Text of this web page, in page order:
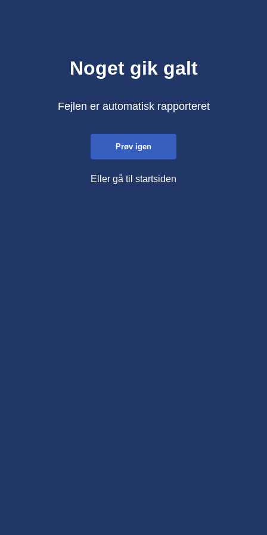
Noget gik galt
Fejlen er automatisk rapporteret
Prøv igen
Eller gå til startsiden